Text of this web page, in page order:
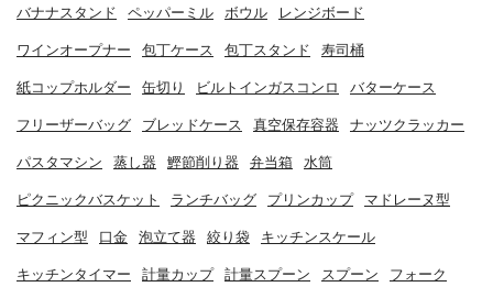
バナナスタンド ペッパーミル ボウル レンジボード
ワインオープナー 包丁ケース 包丁スタンド 寿司桶
紙コップホルダー 缶切り ビルトインガスコンロ バターケース
フリーザーバッグ ブレッドケース 真空保存容器 ナッツクラッカー
パスタマシン 蒸し器 鰹節削り器 弁当箱 水筒
ピクニックバスケット ランチバッグ プリンカップ マドレーヌ型
マフィン型 口金 泡立て器 絞り袋 キッチンスケール
キッチンタイマー 計量カップ 計量スプーン スプーン フォーク